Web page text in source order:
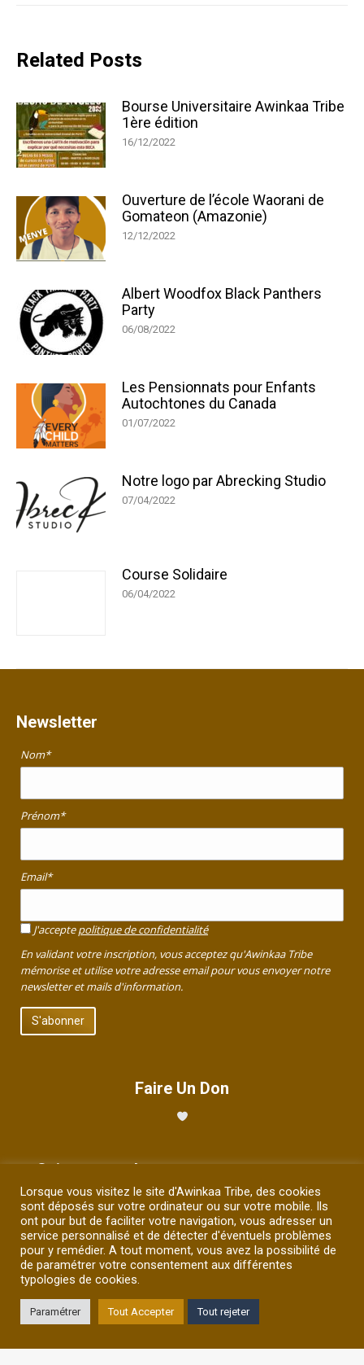
Related Posts
Bourse Universitaire Awinkaa Tribe
1ère édition
16/12/2022
Ouverture de l’école Waorani de
Gomateon (Amazonie)
12/12/2022
Albert Woodfox Black Panthers
Party
06/08/2022
Les Pensionnats pour Enfants
Autochtones du Canada
01/07/2022
Notre logo par Abrecking Studio
07/04/2022
Course Solidaire
06/04/2022
Newsletter
Nom*
Prénom*
Email*
J'acceptepolitique de confidentialité
En validant votre inscription, vous acceptez qu'Awinkaa Tribe
mémorise et utilise votre adresse email pour vous envoyer notre
newsletter et mails d'information.
Faire Un Don
Suivez-nous !
Trouvez nous sur :
La
page
Facebook
s'ouvre
dans
une
La
page
YouTube
s'ouvre
dans
une
La
page
LinkedIn
s'ouvre
dans
une
La
page
Instagram
s'ouvre
dans
une
La
page
E-
s'ouvre
dans
Site web - Photos et illustrations Tous droits réservés ©Djamila
Zerrifi / 2026
Lorsque vous visitez le site d'Awinkaa Tribe, des cookies
sont déposés sur votre ordinateur ou sur votre mobile. Ils
ont pour but de faciliter votre navigation, vous adresser un
service personnalisé et de détecter d'éventuels problèmes
pour y remédier. A tout moment, vous avez la possibilité de
de paramétrer votre consentement aux différentes
typologies de cookies.
Paramétrer Tout Accepter Tout rejeter